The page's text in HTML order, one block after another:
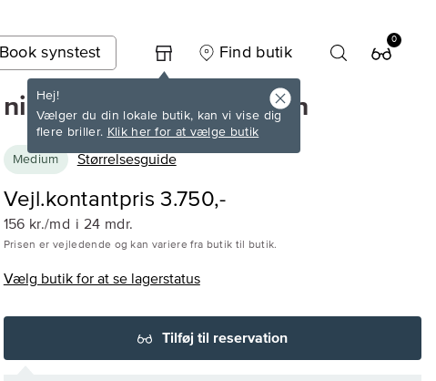
Book synstest
Hej!
Vælger du din lokale butik, kan vi vise dig
flere briller. Klik her for at vælge butik
Find butik
0
nine eyewear 2716 Brun
Medium Størrelsesguide
Vejl.kontantpris 3.750,-
156 kr./md i 24 mdr.
Prisen er vejledende og kan variere fra butik til butik.
Vælg butik for at se lagerstatus
Tilføj til reservation